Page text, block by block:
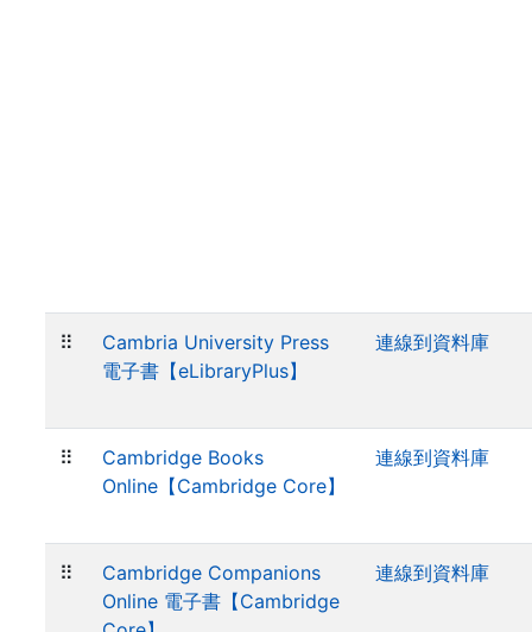
⠿
Cambria University Press
電子書【eLibraryPlus】
連線到資料庫
⠿
Cambridge Books
Online【Cambridge Core】
連線到資料庫
⠿
Cambridge Companions
Online 電子書【Cambridge
連線到資料庫